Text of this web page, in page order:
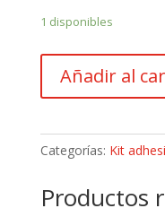
1 disponibles
GUARDABARROS
DELANTERO
SR
´11
(2791)
Añadir al
Categorías: Kit
Productos